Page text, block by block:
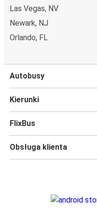
Las Vegas, NV
Newark, NJ
Orlando, FL
Autobusy
Kierunki
FlixBus
Obsługa klienta